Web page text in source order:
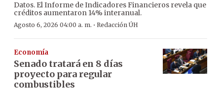
Datos. El Informe de Indicadores Financieros revela que
créditos aumentaron 14% interanual.
Agosto 6, 2026 04:00 a. m. · Redacción ÚH
Economía
Senado tratará en 8 días
proyecto para regular
combustibles